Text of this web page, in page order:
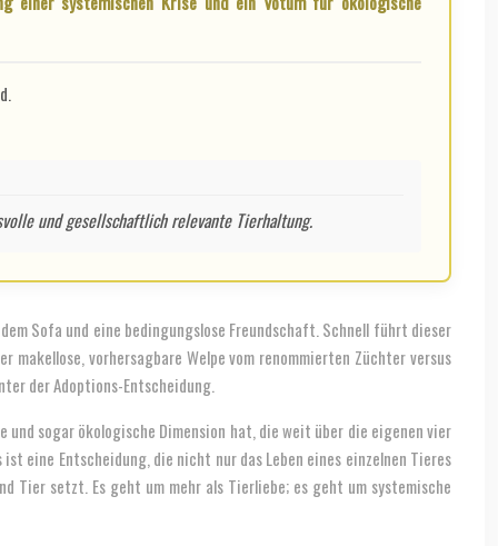
und gesellschaftlich relevante Tierhaltung.
Sofa und eine bedingungslose Freundschaft. Schnell führt dieser
vorhersagbare Welpe vom renommierten Züchter versus
der Adoptions-Entscheidung.
sogar ökologische Dimension hat, die weit über die eigenen vier
eine Entscheidung, die nicht nur das Leben eines einzelnen Tieres
Tier setzt. Es geht um mehr als Tierliebe; es geht um systemische